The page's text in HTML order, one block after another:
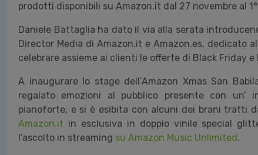
prodotti disponibili su Amazon.it dal 27 novembre al
Daniele Battaglia ha dato il via alla serata
Director Media di Amazon.it e Amazon.es, dedicato
celebrare assieme ai clienti le offerte di Black Friday
A inaugurare lo stage dell’Amazon Xmas San
regalato emozioni al pubblico presente con un’
pianoforte, e si è esibita con alcuni dei brani tratti
Amazon.it in esclusiva in doppio vinile special
l’ascolto in streaming su Amazon Music Unlimited.